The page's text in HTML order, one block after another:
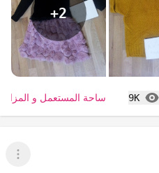
+2
9K
المشاهدات ساحة المستعمل و المزاد
عرض